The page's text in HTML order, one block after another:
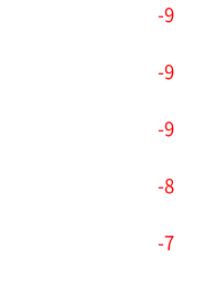
-9
-9
-9
-8
-7